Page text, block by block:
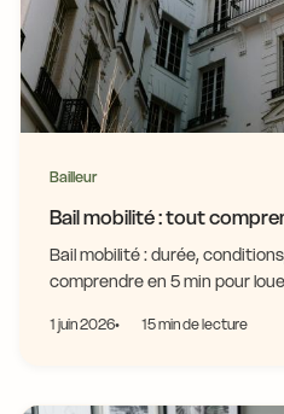
Bailleur
Bail mobilité : tout
Bail mobilité : durée,
comprendre en 5 min pour
1 juin 2026 15 min de lecture